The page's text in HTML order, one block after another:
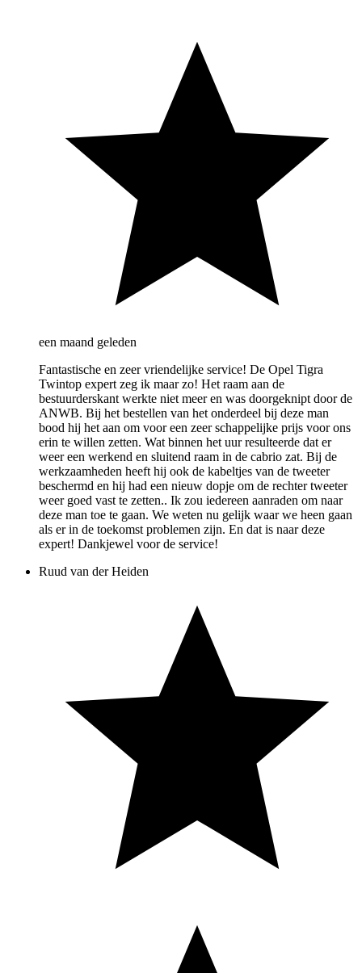
een maand geleden
Fantastische en zeer vriendelijke service! De Opel Tigra
Twintop expert zeg ik maar zo! Het raam aan de
bestuurderskant werkte niet meer en was doorgeknipt door de
ANWB. Bij het bestellen van het onderdeel bij deze man
bood hij het aan om voor een zeer schappelijke prijs voor ons
erin te willen zetten. Wat binnen het uur resulteerde dat er
weer een werkend en sluitend raam in de cabrio zat. Bij de
werkzaamheden heeft hij ook de kabeltjes van de tweeter
beschermd en hij had een nieuw dopje om de rechter tweeter
weer goed vast te zetten.. Ik zou iedereen aanraden om naar
deze man toe te gaan. We weten nu gelijk waar we heen gaan
als er in de toekomst problemen zijn. En dat is naar deze
expert! Dankjewel voor de service!
Ruud van der Heiden